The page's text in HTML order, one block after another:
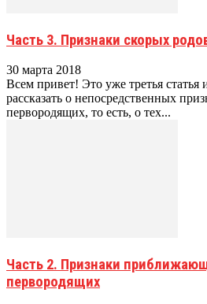
Часть 3. Признаки скорых
30 марта 2018
Всем привет! Это уже третья статья
рассказать о непосредственных
первородящих, то есть, о тех...
Часть 2. Признаки
первородящих